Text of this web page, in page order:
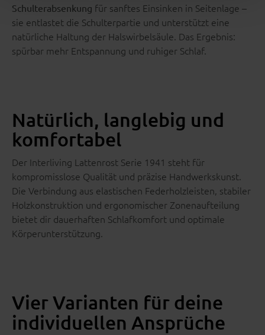
Schulterabsenkung für sanftes Einsinken in Seitenlage –
sie entlastet die Schulterpartie und unterstützt eine
natürliche Haltung der Halswirbelsäule. Das Ergebnis:
spürbar mehr Entspannung und ruhiger Schlaf.
Natürlich, langlebig und
komfortabel
Der Interliving Lattenrost Serie 1941 steht für
kompromisslose Qualität und präzise Handwerkskunst.
Die Verbindung aus elastischen Federholzleisten, stabiler
Holzkonstruktion und ergonomischer Zonenaufteilung
bietet dir dauerhaften Schlafkomfort und optimale
Körperunterstützung.
Vier Varianten für deine
individuellen Ansprüche